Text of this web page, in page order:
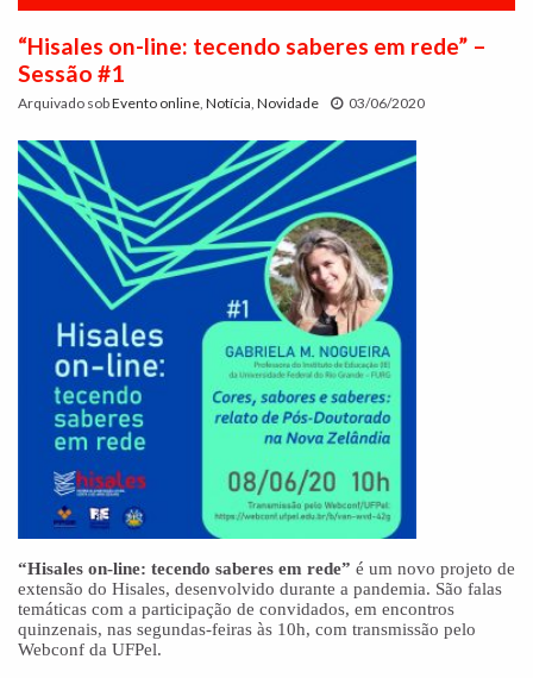
“Hisales on-line: tecendo saberes em rede” –
Sessão #1
Arquivado sobEvento online Notícia Novidade 03/06/2020
“Hisales on-line: tecendo saberes em rede” é um novo projeto de
extensão do Hisales, desenvolvido durante a pandemia. São falas
temáticas com a participação de convidados, em encontros
quinzenais, nas segundas-feiras às 10h, com transmissão pelo
Webconf da UFPel.